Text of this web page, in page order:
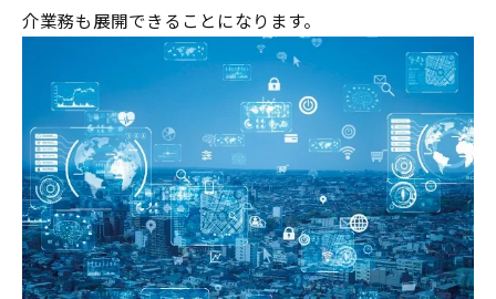
介業務も展開できることになります。